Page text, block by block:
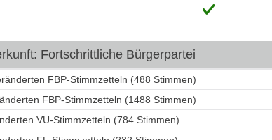
Fortschrittliche Bürgerpartei
FBP-Stimmzetteln (488 Stimmen)
FBP-Stimmzetteln (1488 Stimmen)
VU-Stimmzetteln (784 Stimmen)